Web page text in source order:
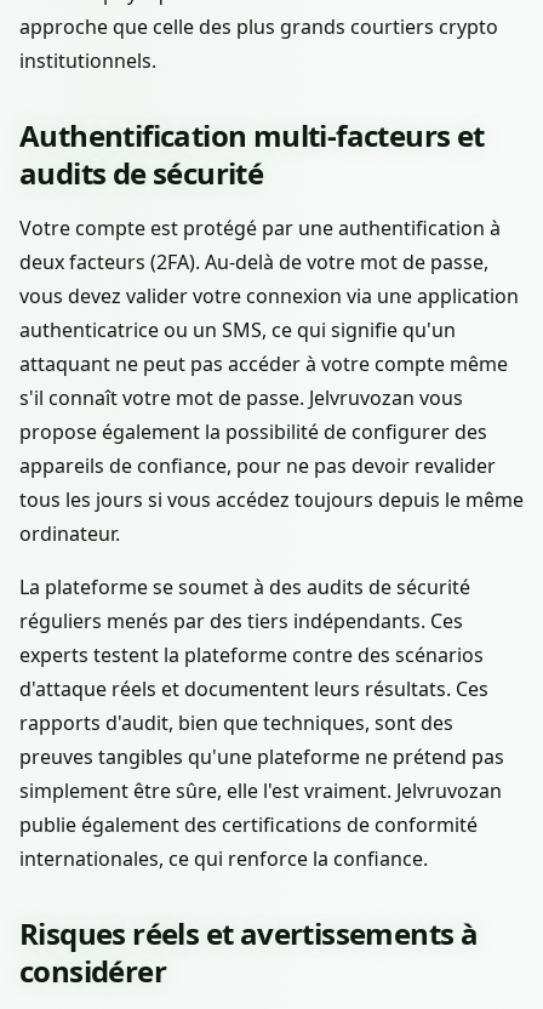
approche que celle des plus grands courtiers crypto
institutionnels.
Authentification multi-facteurs et
audits de sécurité
Votre compte est protégé par une authentification à
deux facteurs (2FA). Au-delà de votre mot de passe,
vous devez valider votre connexion via une application
authenticatrice ou un SMS, ce qui signifie qu'un
attaquant ne peut pas accéder à votre compte même
s'il connaît votre mot de passe. Jelvruvozan vous
propose également la possibilité de configurer des
appareils de confiance, pour ne pas devoir revalider
tous les jours si vous accédez toujours depuis le même
ordinateur.
La plateforme se soumet à des audits de sécurité
réguliers menés par des tiers indépendants. Ces
experts testent la plateforme contre des scénarios
d'attaque réels et documentent leurs résultats. Ces
rapports d'audit, bien que techniques, sont des
preuves tangibles qu'une plateforme ne prétend pas
simplement être sûre, elle l'est vraiment. Jelvruvozan
publie également des certifications de conformité
internationales, ce qui renforce la confiance.
Risques réels et avertissements à
considérer